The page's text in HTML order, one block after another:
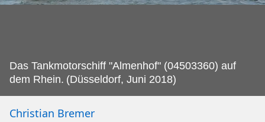
Das Tankmotorschiff "Almenhof" (04503360) auf
dem Rhein. (Düsseldorf, Juni 2018)
Christian Bremer